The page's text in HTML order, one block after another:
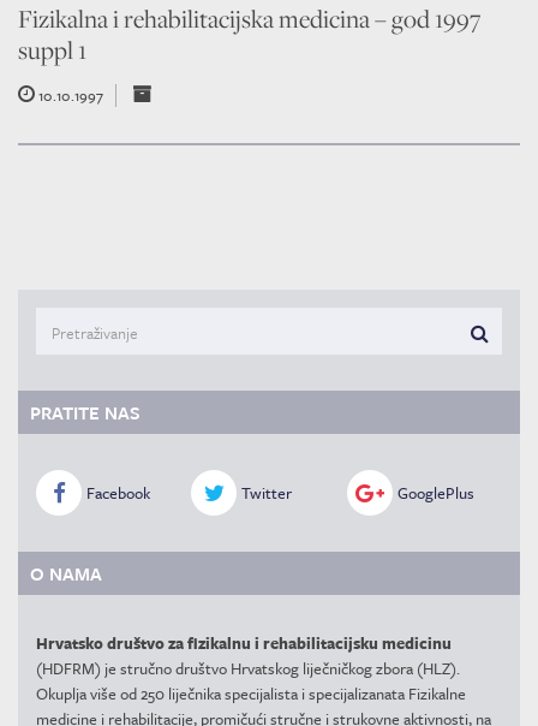
Fizikalna i rehabilitacijska medicina – god 1997
suppl 1
10.10.1997
PRATITE NAS
Facebook Twitter GooglePlus
O NAMA
Hrvatsko društvo za fizikalnu i rehabilitacijsku medicinu
(HDFRM) je stručno društvo Hrvatskog liječničkog zbora (HLZ).
Okuplja više od 250 liječnika specijalista i specijalizanata Fizikalne
medicine i rehabilitacije, promičući stručne i strukovne aktivnosti, na